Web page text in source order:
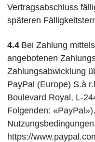
Vertragsabschluss
späteren
4.4 Bei Zahlung
angebotenen
Zahlungsabwicklung
PayPal (Europe) S.à
Boulevard Royal, L-
Folgenden:
https://